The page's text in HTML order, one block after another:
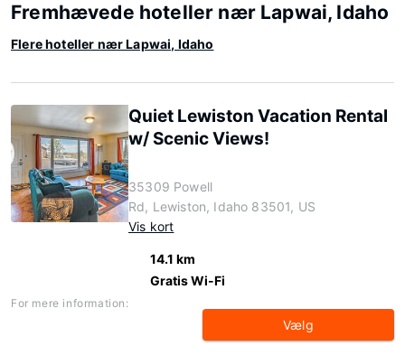
Fremhævede hoteller nær Lapwai, Idaho
Flere hoteller nær Lapwai, Idaho
Quiet Lewiston Vacation Rental
w/ Scenic Views!
35309 Powell
Rd, Lewiston, Idaho 83501, US
Vis kort
14.1 km
Gratis Wi-Fi
For mere information:
Vælg